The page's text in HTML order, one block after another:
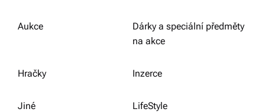
Aukce
Dárky a speciální předměty
na akce
Hračky Inzerce
Jiné LifeStyle